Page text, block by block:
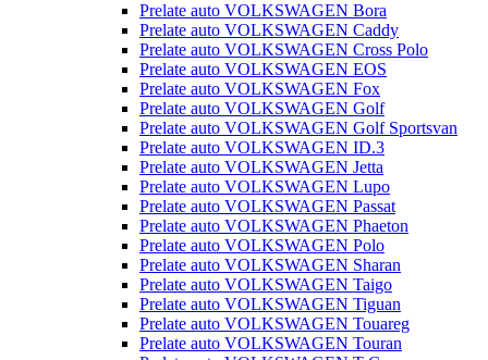
Prelate auto VOLKSWAGEN Bora
Prelate auto VOLKSWAGEN Caddy
Prelate auto VOLKSWAGEN Cross Polo
Prelate auto VOLKSWAGEN EOS
Prelate auto VOLKSWAGEN Fox
Prelate auto VOLKSWAGEN Golf
Prelate auto VOLKSWAGEN Golf Sportsvan
Prelate auto VOLKSWAGEN ID.3
Prelate auto VOLKSWAGEN Jetta
Prelate auto VOLKSWAGEN Lupo
Prelate auto VOLKSWAGEN Passat
Prelate auto VOLKSWAGEN Phaeton
Prelate auto VOLKSWAGEN Polo
Prelate auto VOLKSWAGEN Sharan
Prelate auto VOLKSWAGEN Taigo
Prelate auto VOLKSWAGEN Tiguan
Prelate auto VOLKSWAGEN Touareg
Prelate auto VOLKSWAGEN Touran